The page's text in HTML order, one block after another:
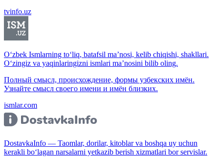
tvinfo.uz
O‘zbek Ismlarning to‘liq, batafsil ma’nosi, kelib chiqishi, shakllari.
O‘zingiz va yaqinlaringizni ismlari ma’nosini bilib oling.
Полный смысл, происхождение, формы узбекских имён.
Узнайте смысл своего имени и имён близких.
ismlar.com
DostavkaInfo — Taomlar, dorilar, kitoblar va boshqa uy uchun
kerakli bo‘lagan narsalarni yetkazib berish xizmatlari bor servislar.